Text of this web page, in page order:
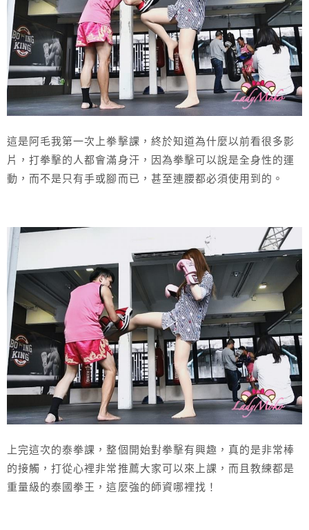
這是阿毛我第一次上拳擊課，終於知道為什麼以前看很多影
片，打拳擊的人都會滿身汗，因為拳擊可以說是全身性的運
動，而不是只有手或腳而已，甚至連腰都必須使用到的。
上完這次的泰拳課，整個開始對拳擊有興趣，真的是非常棒
的接觸，打從心裡非常推薦大家可以來上課，而且教練都是
重量級的泰國拳王，這麼強的師資哪裡找！